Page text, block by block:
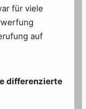
für viele
auf
differenzierte